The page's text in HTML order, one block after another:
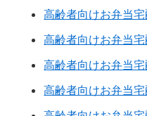
高齢者向けお弁当
高齢者向けお弁当
高齢者向けお弁当
高齢者向けお弁当